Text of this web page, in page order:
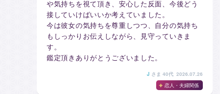
や気持ちを視て頂き、安心した反面、今後どう
接していけばいいか考えていました。
今は彼女の気持ちを尊重しつつ、自分の気持ち
もしっかりお伝えしながら、見守っていきま
す。
鑑定頂きありがとうございました。
J さま 40代 2026.07.26
恋人・夫婦関係